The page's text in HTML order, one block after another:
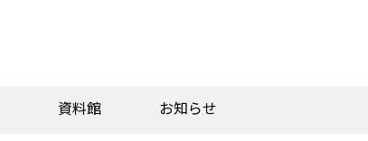
資料館 お知らせ